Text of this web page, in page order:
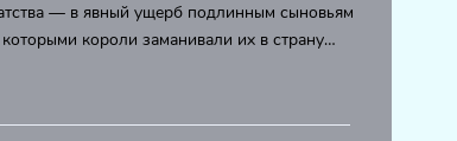
— в явный ущерб подлинным сыновьям
короли заманивали их в страну…